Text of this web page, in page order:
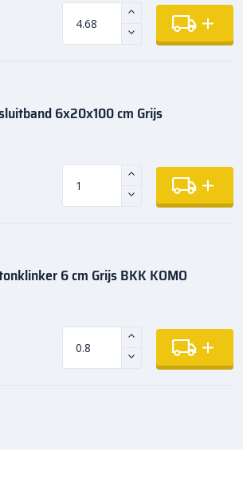
6x20x100 cm Grijs
6 cm Grijs BKK KOMO